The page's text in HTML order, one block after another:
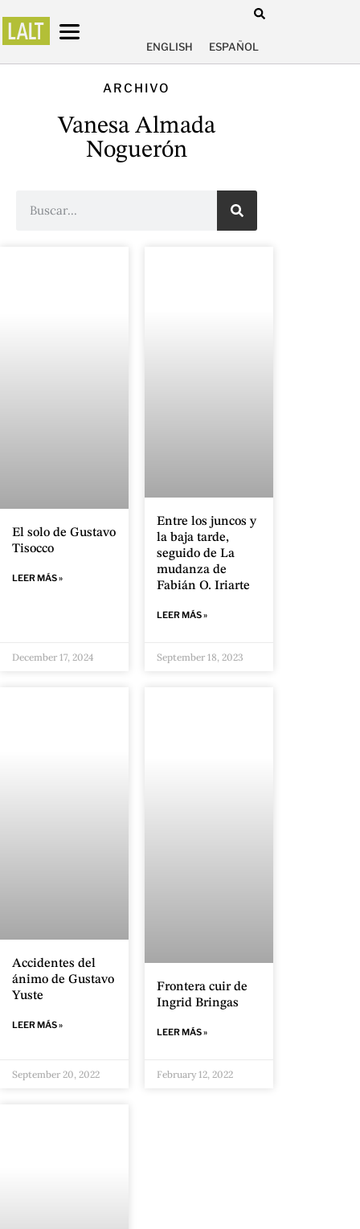
ENGLISH ESPAÑOL
ARCHIVO
Vanesa Almada
Noguerón
El solo de Gustavo
Tisocco
LEER MÁS »
December 17, 2024
Entre los juncos y
la baja tarde,
seguido de La
mudanza de
Fabián O. Iriarte
LEER MÁS »
September 18, 2023
Accidentes del
ánimo de Gustavo
Yuste
LEER MÁS »
September 20, 2022
Frontera cuir de
Ingrid Bringas
LEER MÁS »
February 12, 2022